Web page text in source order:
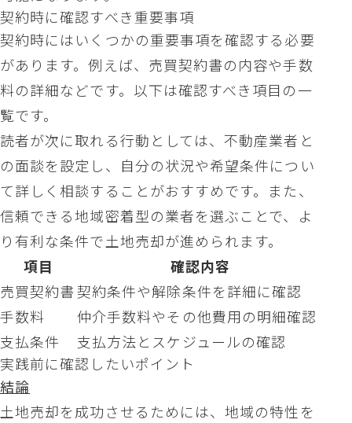
契約時に確認すべき重要事項
契約時にはいくつかの重要事項を確認する必要
があります。例えば、売買契約書の内容や手数
料の詳細などです。以下は確認すべき項目の一
覧です。
読者が次に取れる行動としては、不動産業者と
の面談を設定し、自分の状況や希望条件につい
て詳しく相談することがおすすめです。また、
信頼できる地域密着型の業者を選ぶことで、よ
り有利な条件で土地売却が進められます。
項目
確認内容
売買契約書契約条件や解除条件を詳細に確認
手数料
仲介手数料やその他費用の明細確認
支払条件
支払方法とスケジュールの確認
実践前に確認したいポイント
結論
土地売却を成功させるためには、地域の特性を